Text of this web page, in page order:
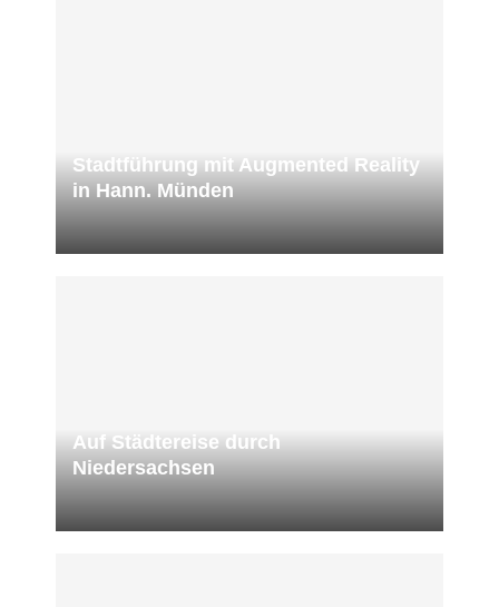
Stadtführung mit Augmented Reality
in Hann. Münden
Auf Städtereise durch
Niedersachsen